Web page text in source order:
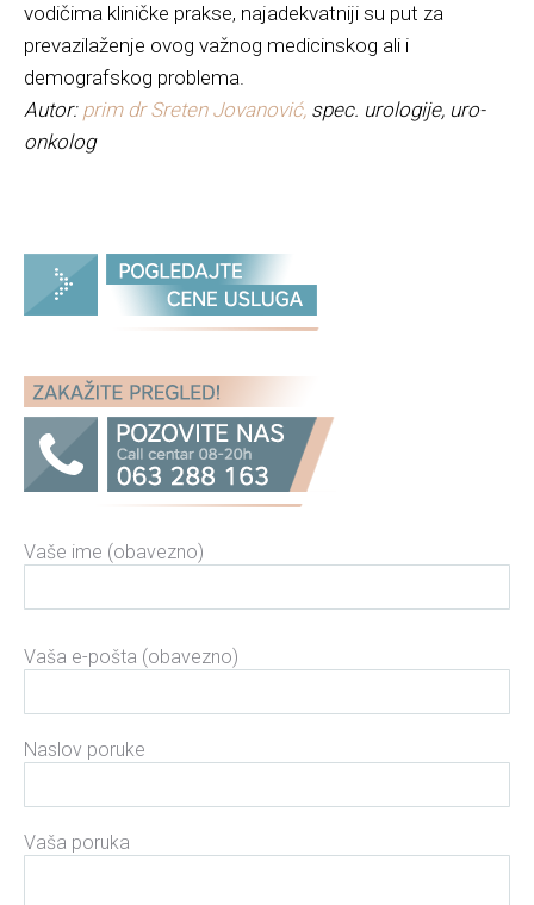
vodičima kliničke prakse, najadekvatniji su put za
prevazilaženje ovog važnog medicinskog ali i
demografskog problema.
Autor:prim dr Sreten Jovanović, spec. urologije, uro-
onkolog
Vaše ime (obavezno)
Please leave this field empty.
Vaša e-pošta (obavezno)
Naslov poruke
Vaša poruka